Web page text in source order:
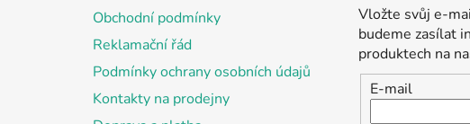
Obchodní podmínky
Reklamační řád
Podmínky ochrany osobních údajů
Kontakty na prodejny
Vložte svůj e-
budeme zasílat
produktech na
E-mail